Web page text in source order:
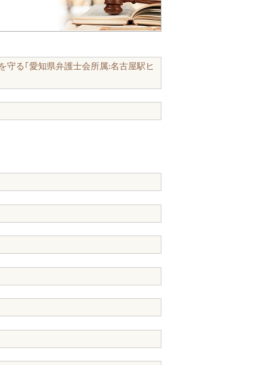
守る｢愛知県弁護士会所属:名古屋駅ヒ